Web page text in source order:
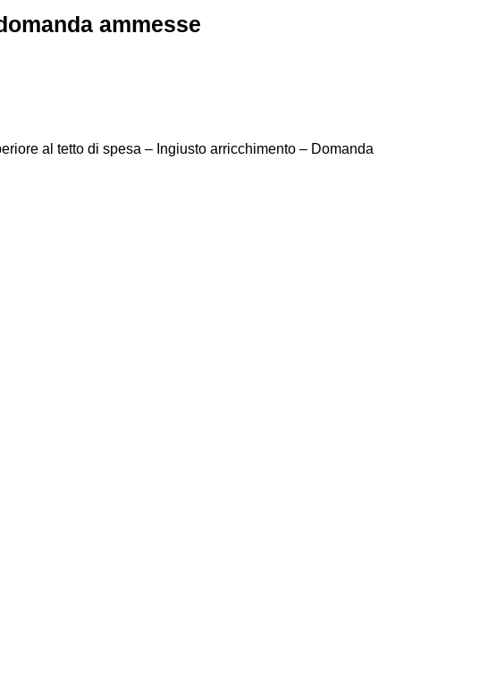
ammesse
al tetto di spesa – Ingiusto arricchimento – Domanda